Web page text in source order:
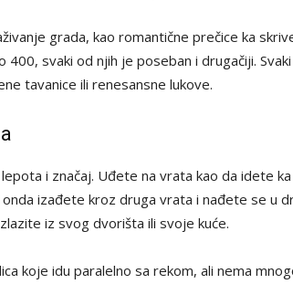
grada, kao romantične prečice ka
400, svaki od njih je poseban i drugačiji.
tavanice ili renesansne lukove.
i značaj. Uđete na vrata kao da idete
izađete kroz druga vrata i nađete se u
iz svog dvorišta ili svoje kuće.
koje idu paralelno sa rekom, ali nema